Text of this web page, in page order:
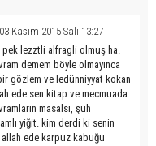
Kasım 2015 Salı 13:27
pek lezztli alfragli olmuş ha.
demem böyle olmayınca
gözlem ve ledünniyyat kokan
ede sen kitap ve mecmuada
masalsı, şuh
yiğit. kim derdi ki senin
allah ede karpuz kabuğu